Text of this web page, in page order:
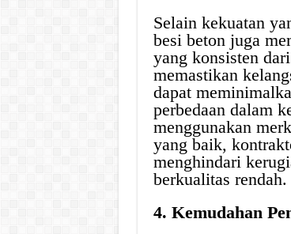
Selain kekuatan
besi beton juga
yang konsisten
memastikan
dapat
perbedaan dalam
menggunakan
yang baik,
menghindari
berkualitas rendah.
4. Kemudahan